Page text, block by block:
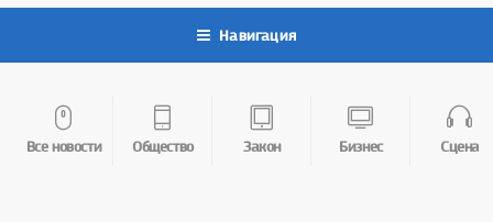
Навигация
Все новости Общество Закон Бизнес Сцена